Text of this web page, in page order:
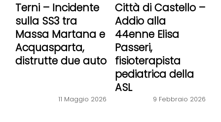
Terni – Incidente
sulla SS3 tra
Massa Martana e
Acquasparta,
distrutte due auto
11 Maggio 2026
Città di Castello –
Addio alla
44enne Elisa
Passeri,
fisioterapista
pediatrica della
ASL
9 Febbraio 2026